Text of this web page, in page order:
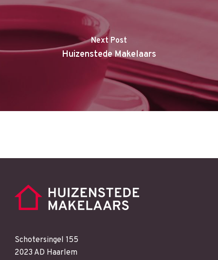
Next Post
Huizenstede Makelaars
Schotersingel 155
2023 AD Haarlem